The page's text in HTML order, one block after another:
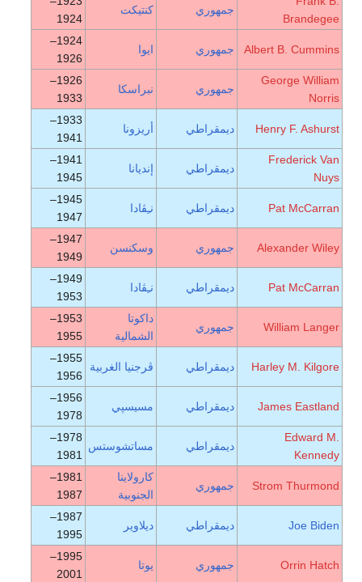
Brandegee
جمهوري كنتيكت
1924
Albert B. Cummins جمهوري ايوا
1924–
1926
George William
Norris
جمهوري نبراسكا
1926–
1933
Henry F. Ashurst ديمقراطي أريزونا
1933–
1941
Frederick Van
Nuys
ديمقراطي إنديانا
1941–
1945
Pat McCarran ديمقراطي نـِڤادا
1945–
1947
Alexander Wiley جمهوري وسكنسن
1947–
1949
Pat McCarran ديمقراطي نـِڤادا
1949–
1953
William Langer جمهوري
داكوتا
الشمالية
1953–
1955
Harley M. Kilgore ديمقراطي ڤرجنيا الغربية
1955–
1956
James Eastland ديمقراطي مسيسپي
1956–
1978
Edward M.
Kennedy
ديمقراطي مساتشوستس
1978–
1981
Strom Thurmond جمهوري
كارولاينا
الجنوبية
1981–
1987
Joe Biden ديمقراطي ديلاوير
1987–
1995
Orrin Hatch جمهوري يوتا
1995–
2001